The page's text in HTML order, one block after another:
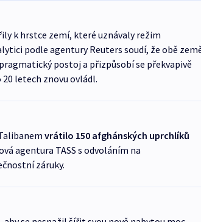
k hrstce zemí, které uznávaly režim
podle agentury Reuters soudí, že obě
postoj a přizpůsobí se překvapivě
letech znovu ovládl.
vrátilo 150 afghánských uprchlíků
agentura TASS s odvoláním na
záruky.